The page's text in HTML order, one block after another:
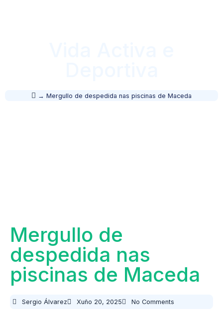
→ Mergullo de despedida nas piscinas de Maceda
Mergullo de
despedida nas
piscinas de Maceda
Sergio Álvarez Xuño 20, 2025 No Comments